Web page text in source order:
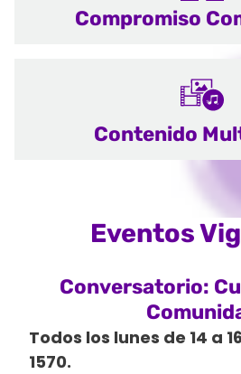
Compromiso
Contenido
Eventos
Conversatorio:
Todos los lunes de 14 a
1570.